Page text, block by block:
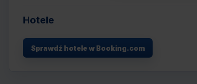
Hotele
Sprawdź hotele w Booking.com